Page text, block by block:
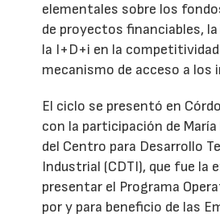
elementales sobre los
de proyectos financiables,
la I+D+i en la
mecanismo de acceso a los
El ciclo se presentó en
con la participación de María
del Centro para Desarrollo
Industrial (CDTI), que fue la
presentar el Programa
por y para beneficio de las